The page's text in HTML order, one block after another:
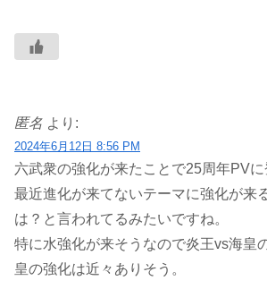
匿名 より:
2024年6月12日 8:56 PM
六武衆の強化が来たことで25周年PV
最近進化が来てないテーマに強化が来
は？と言われてるみたいですね。
特に水強化が来そうなので炎王vs海皇
皇の強化は近々ありそう。